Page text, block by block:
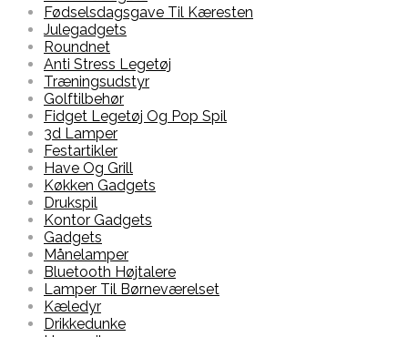
Fødselsdagsgave Til Kæresten
Julegadgets
Roundnet
Anti Stress Legetøj
Træningsudstyr
Golftilbehør
Fidget Legetøj Og Pop Spil
3d Lamper
Festartikler
Have Og Grill
Køkken Gadgets
Drukspil
Kontor Gadgets
Gadgets
Månelamper
Bluetooth Højtalere
Lamper Til Børneværelset
Kæledyr
Drikkedunke